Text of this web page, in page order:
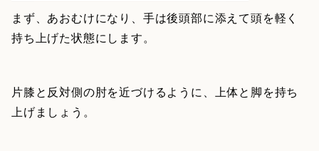
まず、あおむけになり、手は後頭部に添えて頭を軽く
持ち上げた状態にします。
片膝と反対側の肘を近づけるように、上体と脚を持ち
上げましょう。